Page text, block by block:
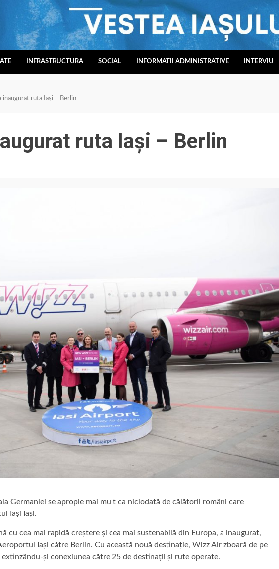
INFRASTRUCTURA SOCIAL INFORMATII ADMINISTRATIVE INTERVIU
inaugurat ruta Iași – Berlin
ruta Iași – Berlin
Germaniei se apropie mai mult ca niciodată de călătorii români care
Iași Iași.
cu cea mai rapidă creștere și cea mai sustenabilă din Europa, a inaugurat,
Iași către Berlin. Cu această nouă destinație, Wizz Air zboară de pe
și conexiunea către 25 de destinații și rute operate.